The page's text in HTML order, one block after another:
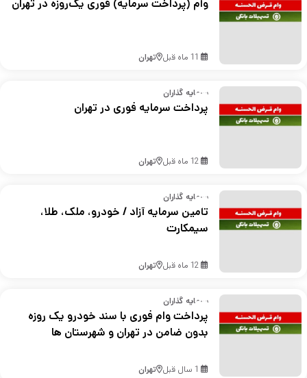
وام (پرداخت سرمایه) فوری یک‌روزه در تهران
11 ماه قبل تهران
سرمایه گذاران
پرداخت سرمایه فوری در تهران
12 ماه قبل تهران
سرمایه گذاران
تامین سرمایه آزاد / خودرو، ملک، طلا،
سیمکارت
12 ماه قبل تهران
سرمایه گذاران
پرداخت وام فوری با سند خودرو یک روزه
بدون ضامن در تهران و شهرستان ها
1 سال قبل تهران